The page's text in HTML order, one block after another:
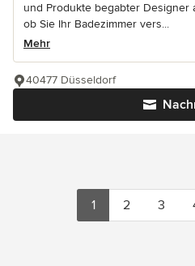
und Produkte begabter Designer
ob Sie Ihr Badezimmer vers...
Mehr
40477 Düsseldorf
1 2 3